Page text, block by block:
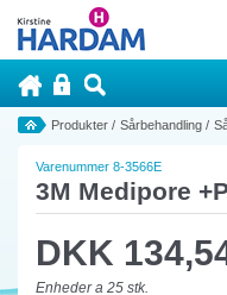
Produkter / Sårbehandling /
Varenummer 8-3566E
3M Medipore
DKK
Enheder a 25 stk.